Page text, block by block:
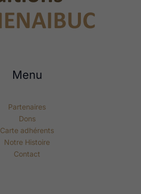
Menu
Partenaires
Dons
Carte adhérents
Notre Histoire
Contact